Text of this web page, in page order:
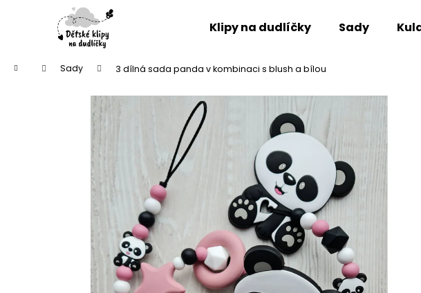
Klipy na dudlíčky Sady
Domů Sady 3 dílná sada panda v kombinaci s blush a bílou
Zpět
obchodu
Zpět
obchodu
Co